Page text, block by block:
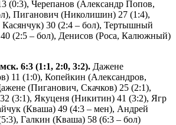
(0:3), Черепанов (Александр Попов,
Пиганович (Николишин) 27 (1:4),
Касянчук) 30 (2:4 – бол), Тертышный
(2:5 – бол), Денисов (Роса, Калюжный)
6:3 (1:1, 2:0, 3:2). Дажене
11 (1:0), Копейкин (Александров,
(Пиганович, Скачков) 25 (2:1),
(3:1), Якуценя (Никитин) 41 (3:2), Ягр
(Кваша) 49 (4:3 – мен), Андрей
Галкин (Кваша) 58 (6:3 – бол)